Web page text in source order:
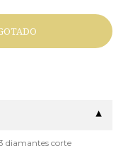
diamantes corte